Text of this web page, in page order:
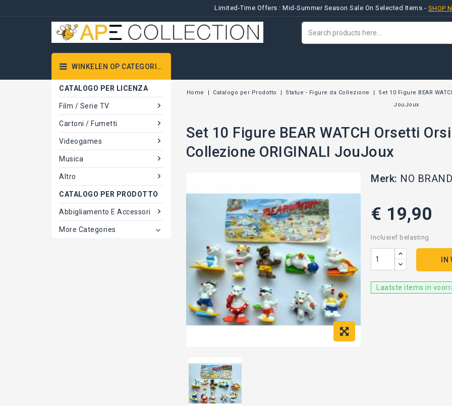
Limited-Time Offers : Mid-Summer Season Sale On Selected Items - SHOP
WINKELEN OP CATEGORIEËN
CATALOGO PER LICENZA
Film / Serie TV
Cartoni / Fumetti
Videogames
Musica
Altro
CATALOGO PER PRODOTTO
Abbigliamento E Accessori
More Categories
Home Catalogo per Prodotto Statue - Figure da Collezione
Set 10 Figure BEAR
JouJoux
Set 10 Figure BEAR WATCH Orsetti
Collezione ORIGINALI JouJoux
Merk: NO
€ 19,90
Inclusief belasting
Laatste items in